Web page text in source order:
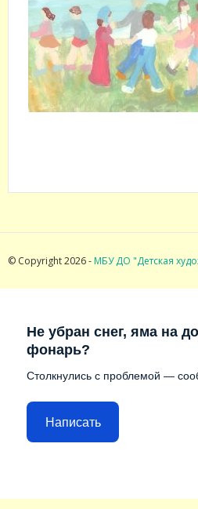
© Copyright 2026 -МБУ ДО "Детская
Не убран снег, яма на
фонарь?
Столкнулись с проблемой —
Написать